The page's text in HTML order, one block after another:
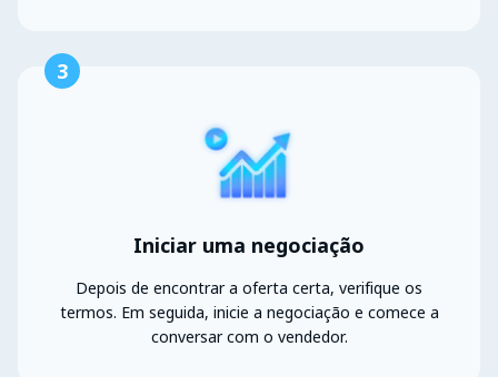
3
Iniciar uma negociação
Depois de encontrar a oferta certa, verifique os
termos. Em seguida, inicie a negociação e comece a
conversar com o vendedor.